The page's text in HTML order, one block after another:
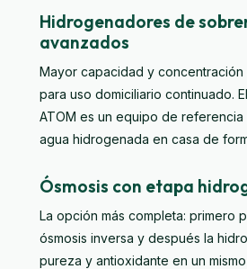
Hidrogenadores de
avanzados
Mayor capacidad y concentración
para uso domiciliario continuado. El
ATOM es un equipo de referencia
agua hidrogenada en casa de
Ósmosis con etapa
La opción más completa: primero
ósmosis inversa y después la
pureza y antioxidante en un